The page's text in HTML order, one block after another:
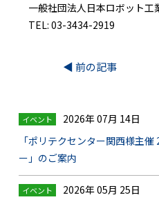
一般社団法人日本ロボット工
TEL: 03-3434-2919
◀︎ 前の記事
イベント
2026年 07月 14日
「ポリテクセンター関西様主
ー」のご案内
イベント
2026年 05月 25日